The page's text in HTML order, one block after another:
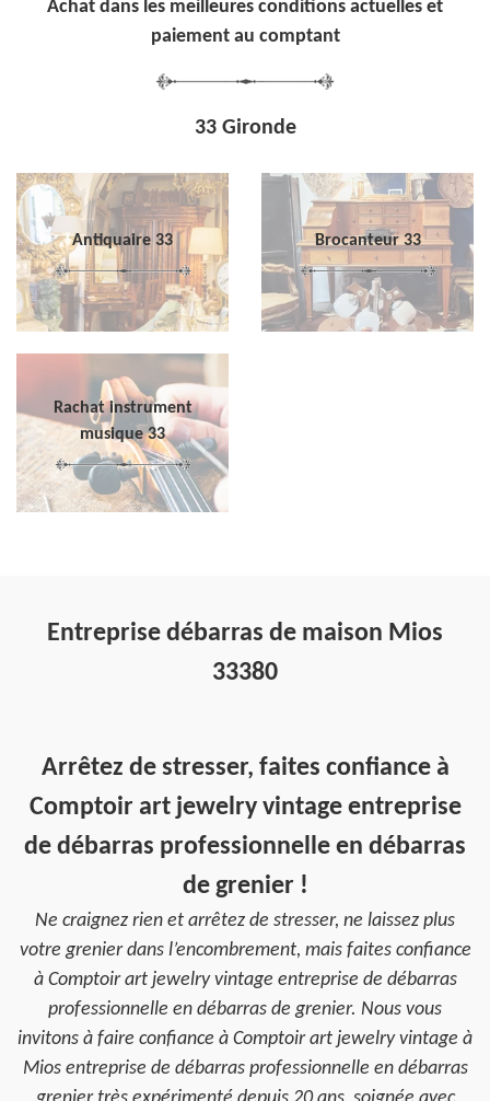
Achat dans les meilleures conditions actuelles et
paiement au comptant
33 Gironde
Antiquaire 33 Brocanteur 33
Rachat instrument
musique 33
Entreprise débarras de maison Mios
33380
Arrêtez de stresser, faites confiance à
Comptoir art jewelry vintage entreprise
de débarras professionnelle en débarras
de grenier !
Ne craignez rien et arrêtez de stresser, ne laissez plus
votre grenier dans l’encombrement, mais faites confiance
à Comptoir art jewelry vintage entreprise de débarras
professionnelle en débarras de grenier. Nous vous
invitons à faire confiance à Comptoir art jewelry vintage à
Mios entreprise de débarras professionnelle en débarras